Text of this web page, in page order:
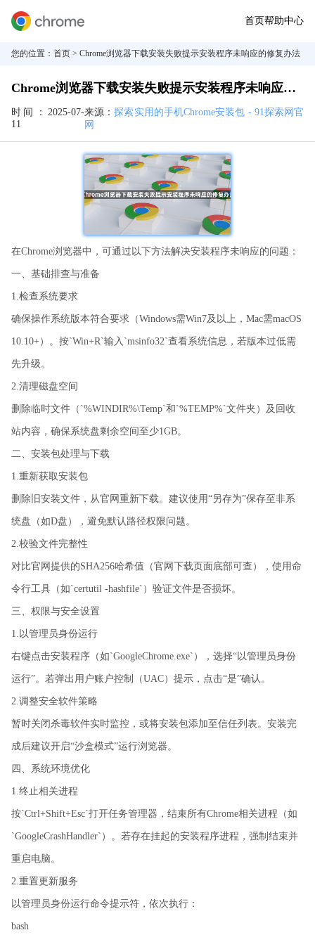
首页帮助中心
您的位置： 首页 > Chrome浏览器下载安装失败提示安装程序未响应的修复办法
Chrome浏览器下载安装失败提示安装程序未响应的修复办法
时间： 2025-07-
11
来源：探索实用的手机Chrome安装包 - 91探索网官
网
在Chrome浏览器中，可通过以下方法解决安装程序未响应的问题：
一、基础排查与准备
1.检查系统要求
确保操作系统版本符合要求（Windows需Win7及以上，Mac需macOS
10.10+）。按`Win+R`输入`msinfo32`查看系统信息，若版本过低需
先升级。
2.清理磁盘空间
删除临时文件（`%WINDIR%\Temp`和`%TEMP%`文件夹）及回收
站内容，确保系统盘剩余空间至少1GB。
二、安装包处理与下载
1.重新获取安装包
删除旧安装文件，从官网重新下载。建议使用“另存为”保存至非系
统盘（如D盘），避免默认路径权限问题。
2.校验文件完整性
对比官网提供的SHA256哈希值（官网下载页面底部可查），使用命
令行工具（如`certutil -hashfile`）验证文件是否损坏。
三、权限与安全设置
1.以管理员身份运行
右键点击安装程序（如`GoogleChrome.exe`），选择“以管理员身份
运行”。若弹出用户账户控制（UAC）提示，点击“是”确认。
2.调整安全软件策略
暂时关闭杀毒软件实时监控，或将安装包添加至信任列表。安装完
成后建议开启“沙盒模式”运行浏览器。
四、系统环境优化
1.终止相关进程
按`Ctrl+Shift+Esc`打开任务管理器，结束所有Chrome相关进程（如
`GoogleCrashHandler`）。若存在挂起的安装程序进程，强制结束并
重启电脑。
2.重置更新服务
以管理员身份运行命令提示符，依次执行：
bash